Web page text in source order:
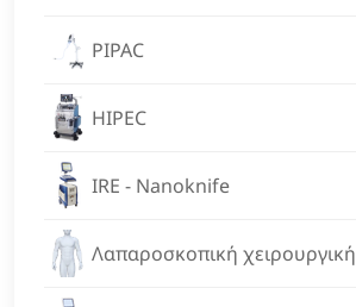
PIPAC
HIPEC
IRE - Nanoknife
Λαπαροσκοπική χειρουργική